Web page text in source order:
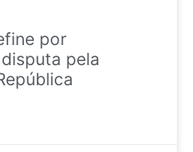
por
pela